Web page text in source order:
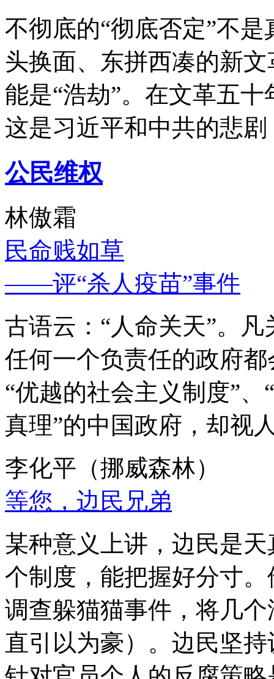
不彻底的“彻底否定”不
头换面、东拼西凑的新
能是“浩劫”。在文革五
这是习近平和中共的悲
公民维权
林傲霜
民命贱如草
——评“杀人疫苗”事件
古语云：“人命关天”。
任何一个负责任的政府
“优越的社会主义制度”
真理”的中国政府，却视
李化平（挪威森林）
等您，边民兄弟
某种意义上讲，边民是
个制度，能把握好分寸
调查躲猫猫事件，将几
直引以为豪）。边民坚